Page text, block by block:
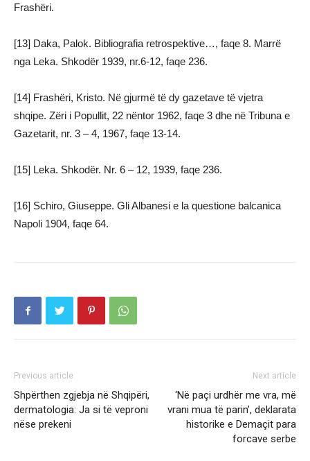
Frashëri.
[13] Daka, Palok. Bibliografia retrospektive…, faqe 8. Marrë
nga Leka. Shkodër 1939, nr.6-12, faqe 236.
[14] Frashëri, Kristo. Në gjurmë të dy gazetave të vjetra
shqipe. Zëri i Popullit, 22 nëntor 1962, faqe 3 dhe në Tribuna e
Gazetarit, nr. 3 – 4, 1967, faqe 13-14.
[15] Leka. Shkodër. Nr. 6 – 12, 1939, faqe 236.
[16] Schiro, Giuseppe. Gli Albanesi e la questione balcanica
Napoli 1904, faqe 64.
Previous article
Shpërthen zgjebja në Shqipëri,
dermatologia: Ja si të veproni
nëse prekeni
Next article
‘Në paçi urdhër me vra, më
vrani mua të parin’, deklarata
historike e Demaçit para
forcave serbe